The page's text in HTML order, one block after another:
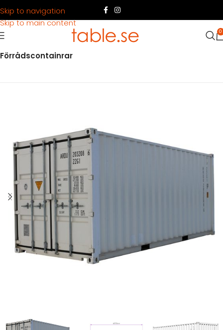
Skip to navigation
Skip to main content
0
Container Hyra container
Förrådscontainrar